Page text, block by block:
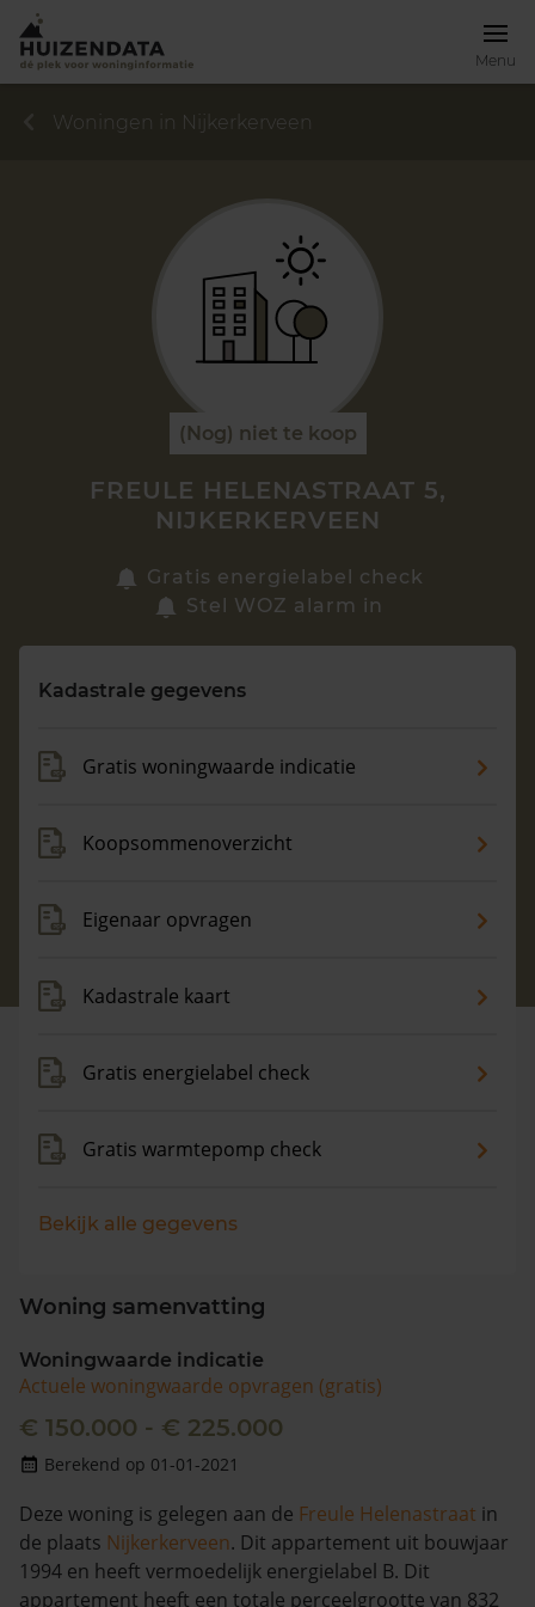
Menu
Vragen? Neem contact met ons op
088 220 4200
Woningen in Nijkerkerveen
(Nog) niet te koop
FREULE HELENASTRAAT 5,
NIJKERKERVEEN
Gratis energielabel check
Stel WOZ alarm in
Kadastrale gegevens
Gratis woningwaarde indicatie
Koopsommenoverzicht
Eigenaar opvragen
Kadastrale kaart
Gratis energielabel check
Gratis warmtepomp check
Bekijk alle gegevens
Woning samenvatting
Woningwaarde indicatie
Actuele woningwaarde opvragen (gratis)
€ 150.000 - € 225.000
Berekend op 01-01-2021
Deze woning is gelegen aan de Freule Helenastraat in
de plaats Nijkerkerveen. Dit appartement uit bouwjaar
1994 en heeft vermoedelijk energielabel B. Dit
appartement heeft een totale perceelgrootte van 832